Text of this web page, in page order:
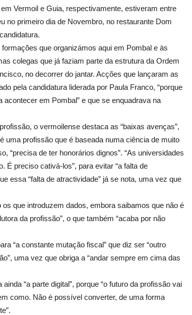
Vermoil e Guia, respectivamente, estiveram entre
no primeiro dia de Novembro, no restaurante Dom
que organizámos aqui em Pombal e às
colegas que já faziam parte da estrutura da Ordem
no decorrer do jantar. Acções que lançaram as
pela candidatura liderada por Paula Franco, “porque
em Pombal” e que se enquadrava na
o vermoilense destaca as “baixas avenças”,
uma profissão que é baseada numa ciência de muito
“precisa de ter honorários dignos”. “As universidades
É preciso cativá-los”, para evitar “a falta de
essa “falta de atractividade” já se nota, uma vez que
que introduzem dados, embora saibamos que não é
da profissão”, o que também “acaba por não
“a constante mutação fiscal” que diz ser “outro
uma vez que obriga a “andar sempre em cima das
“a parte digital”, porque “o futuro da profissão vai
como. Não é possível converter, de uma forma